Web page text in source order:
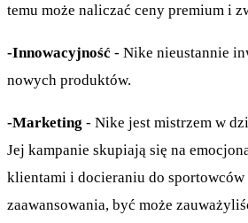
temu może naliczać ceny premium i
-Innowacyjność - Nike nieustannie
nowych produktów.
-Marketing - Nike jest mistrzem w
Jej kampanie skupiają się na
klientami i docieraniu do sportowców
zaawansowania, być może